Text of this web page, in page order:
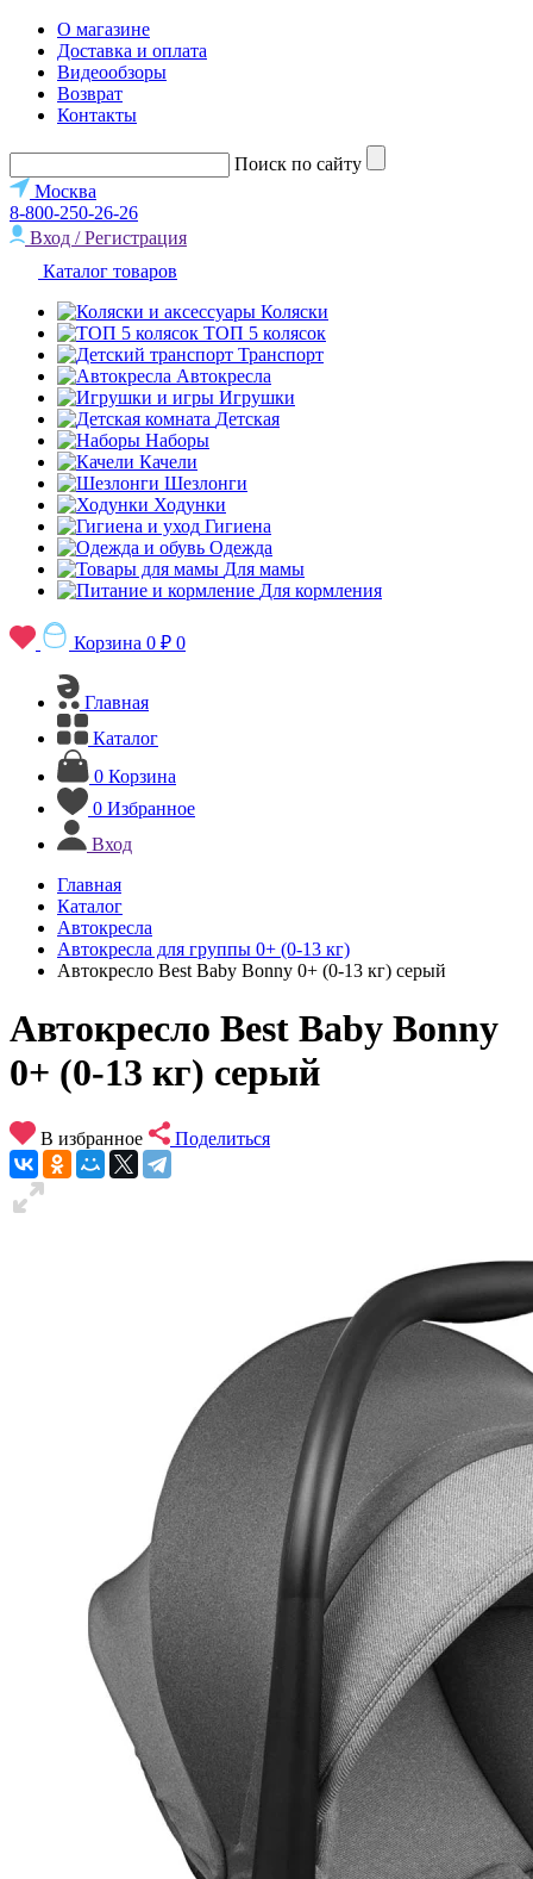
О магазине
Доставка и оплата
Видеообзоры
Возврат
Контакты
Поиск по сайту
Москва
8-800-250-26-26
Вход / Регистрация
Каталог товаров
Коляски
ТОП 5 колясок
Транспорт
Автокресла
Игрушки
Детская
Наборы
Качели
Шезлонги
Ходунки
Гигиена
Одежда
Для мамы
Для кормления
Корзина 0 ₽ 0
Главная
Каталог
0 Корзина
0 Избранное
Вход
Главная
Каталог
Автокресла
Автокресла для группы 0+ (0-13 кг)
Автокресло Best Baby Bonny 0+ (0-13 кг) серый
Автокресло Best Baby Bonny
0+ (0-13 кг) серый
В избранное Поделиться